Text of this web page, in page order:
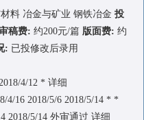
料 冶金与矿业 钢铁冶金 投
稿费: 约200元/篇 版面费: 约
: 已投修改后录用
4/12 * 详细
4/16 2018/5/6 2018/5/14 * *
2018/5/14 外审通过 详细